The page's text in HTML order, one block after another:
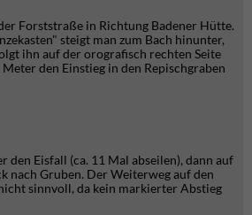
Forststraße in Richtung Badener Hütte.
steigt man zum Bach hinunter,
ihn auf der orografisch rechten Seite
den Einstieg in den Repischgraben
den Eisfall (ca. 11 Mal abseilen), dann auf
nach Gruben. Der Weiterweg auf den
sinnvoll, da kein markierter Abstieg